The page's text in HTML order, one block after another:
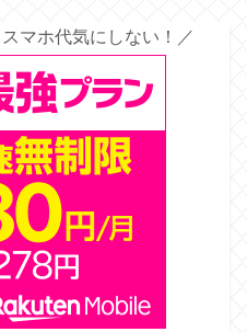
マホ代気にしない！／